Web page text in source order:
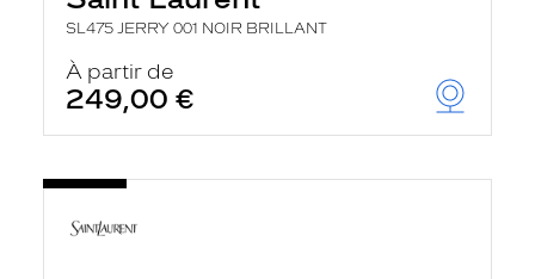
SL475 JERRY 001 NOIR BRILLANT
À partir de
249,00 €